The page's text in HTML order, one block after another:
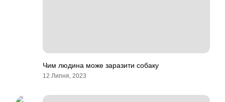
Чим людина може заразити собаку
12 Липня, 2023